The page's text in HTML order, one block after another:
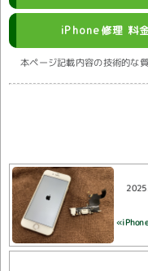
iPhone修理 料
本ページ記載内容の技術的な